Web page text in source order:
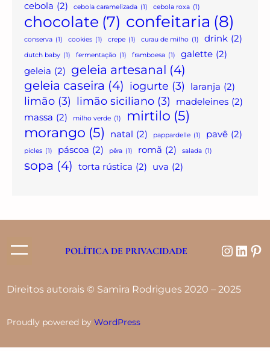
cebola (2) cebola caramelizada (1) cebola roxa (1)
chocolate (7) confeitaria (8)
conserva (1) cookies (1) crepe (1) curau de milho (1) drink (2)
dutch baby (1) fermentação (1) framboesa (1) galette (2)
geleia (2) geleia artesanal (4)
geleia caseira (4) iogurte (3) laranja (2)
limão (3) limão siciliano (3) madeleines (2)
massa (2) milho verde (1) mirtilo (5)
morango (5) natal (2) pappardelle (1) pavê (2)
picles (1) páscoa (2) pêra (1) romã (2) salada (1)
sopa (4) torta rústica (2) uva (2)
POLÍTICA DE PRIVACIDADE
Direitos autorais © Samira Rodrigues 2020 – 2025
Proudly powered by WordPress